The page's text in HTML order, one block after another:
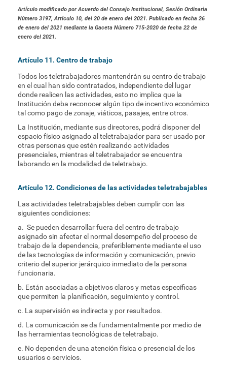
Artículo modificado por Acuerdo del Consejo Institucional, Sesión Ordinaria
Número 3197, Artículo 10, del 20 de enero del 2021. Publicado en fecha 26
de enero del 2021 mediante la Gaceta Número 715-2020 de fecha 22 de
enero del 2021.
Artículo 11. Centro de trabajo
Todos los teletrabajadores mantendrán su centro de trabajo
en el cual han sido contratados, independiente del lugar
donde realicen las actividades, esto no implica que la
Institución deba reconocer algún tipo de incentivo económico
tal como pago de zonaje, viáticos, pasajes, entre otros.
La Institución, mediante sus directores, podrá disponer del
espacio físico asignado al teletrabajador para ser usado por
otras personas que estén realizando actividades
presenciales, mientras el teletrabajador se encuentra
laborando en la modalidad de teletrabajo.
Artículo 12. Condiciones de las actividades teletrabajables
Las actividades teletrabajables deben cumplir con las
siguientes condiciones:
a. Se pueden desarrollar fuera del centro de trabajo
asignado sin afectar el normal desempeño del proceso de
trabajo de la dependencia, preferiblemente mediante el uso
de las tecnologías de información y comunicación, previo
criterio del superior jerárquico inmediato de la persona
funcionaria.
b. Están asociadas a objetivos claros y metas específicas
que permiten la planificación, seguimiento y control.
c. La supervisión es indirecta y por resultados.
d. La comunicación se da fundamentalmente por medio de
las herramientas tecnológicas de teletrabajo.
e. No dependen de una atención física o presencial de los
usuarios o servicios.